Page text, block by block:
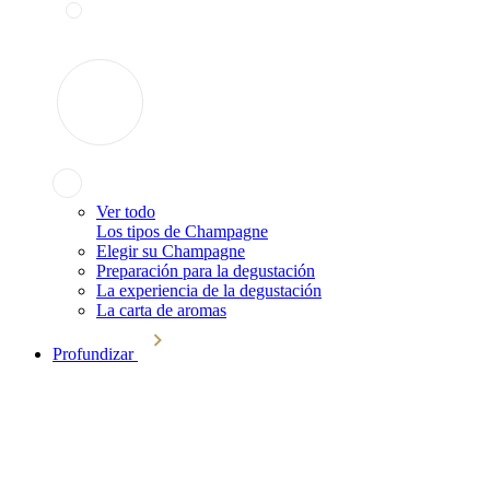
Ver todo
Los tipos de Champagne
Elegir su Champagne
Preparación para la degustación
La experiencia de la degustación
La carta de aromas
Profundizar